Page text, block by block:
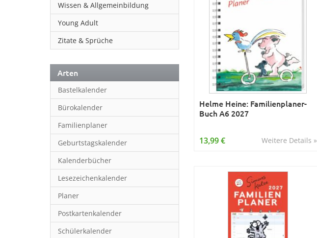
Wissen & Allgemeinbildung
Young Adult
Zitate & Sprüche
Arten
Bastelkalender
Bürokalender
Familienplaner
Geburtstagskalender
Kalenderbücher
Lesezeichenkalender
Planer
Postkartenkalender
Schülerkalender
Helme Heine: Familienplaner-
Buch A6 2027
Weitere Details »
13,99 €